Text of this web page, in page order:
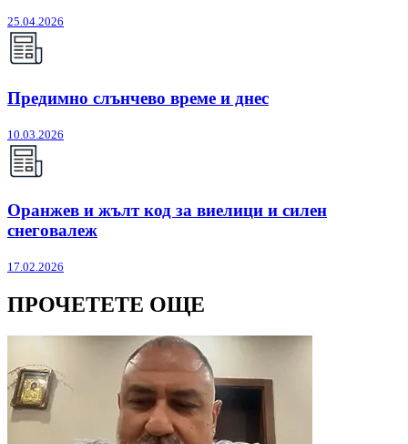
25.04.2026
Предимно слънчево време и днес
10.03.2026
Оранжев и жълт код за виелици и силен
снеговалеж
17.02.2026
ПРОЧЕТЕТЕ ОЩЕ